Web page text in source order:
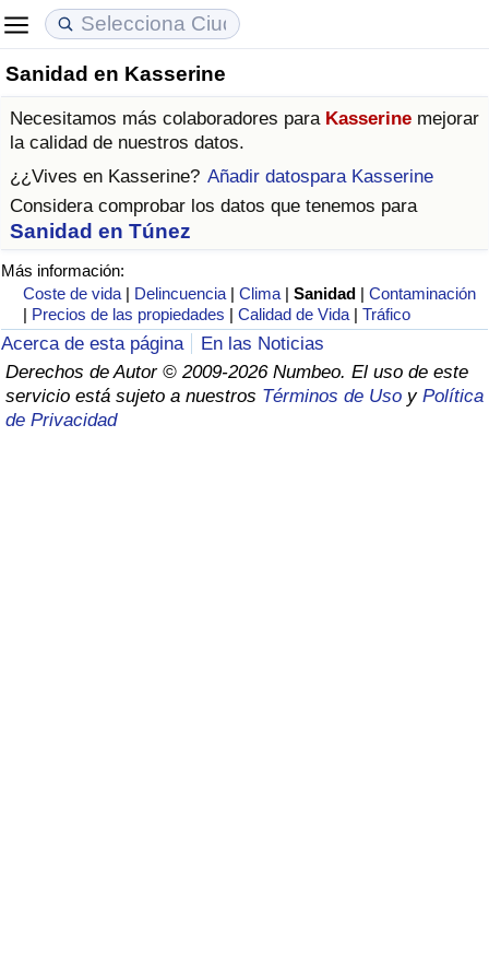
Sanidad en Kasserine
Necesitamos más colaboradores para Kasserine mejorar
la calidad de nuestros datos.
¿¿Vives en Kasserine? Añadir datospara Kasserine
Considera comprobar los datos que tenemos para
Sanidad en Túnez
Más información:
Coste de vida | Delincuencia |Clima |Sanidad |Contaminación
| Precios de las propiedades |Calidad de Vida |Tráfico
Acerca de esta página
En las Noticias
Derechos de Autor © 2009-2026 Numbeo. El uso de este
servicio está sujeto a nuestros Términos de Uso y Política
de Privacidad
Coste de vida
Índice de Costo de Vida (Actual)
Índice de Costo de Vida
Índice de costo de vida por país
en aqaba
Precios de las propiedades
Índice de Precios de Inmuebles (Actual)
Índice de Precios de Inmuebles
Índice de Precios de Inmuebles por País
Calidad de Vida
Índice de Calidad de Vida
Índice de Calidad de Vida (Actual)
Índice de calidad de vida por país
Delincuencia
Calificación del Índice de Criminalidad
(Actual)